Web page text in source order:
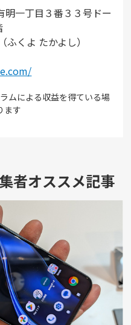
明一丁目３番３３号ドー
くよ たかよし）
ムによる収益を得ている場
ます
者オススメ記事